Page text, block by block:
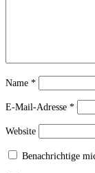
Name *
E-Mail-Adresse *
Website
Benachrichtige